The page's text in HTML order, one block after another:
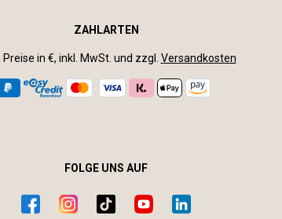
ZAHLARTEN
in €, inkl. MwSt. und zzgl. Versandkosten
FOLGE UNS AUF